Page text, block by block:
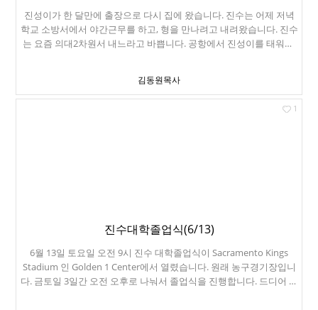
진성이가 한 달만에 출장으로 다시 집에 왔습니다. 진수는 어제 저녁
학교 소방서에서 야간근무를 하고, 형을 만나려고 내려왔습니다. 진수
는 요즘 의대2차원서 내느라고 바쁩니다. 공항에서 진성이를 태워서,
출장은 Burlingame 이지만, 진수를 위해서 시간을 냈습니다. Meta 캠
퍼스는 놀이공원 분위기가 납니다. 물론 맛난 음식도 무료입니다. 진
김동원목사
진수대학졸업식(6/13)
6월 13일 토요일 오전 9시 진수 대학졸업식이 Sacramento Kings
Stadium 인 Golden 1 Center에서 열렸습니다. 원래 농구경기장입니
다. 금토일 3일간 오전 오후로 나눠서 졸업식을 진행합니다. 드디어 진
1